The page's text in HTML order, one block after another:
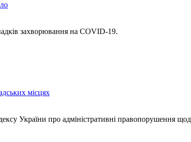
захворювання на COVID-19.
місцях
України про адміністративні правопорушення